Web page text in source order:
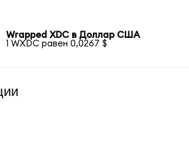
Wrapped XDC в Доллар США
1 WXDC равен 0,0267 $